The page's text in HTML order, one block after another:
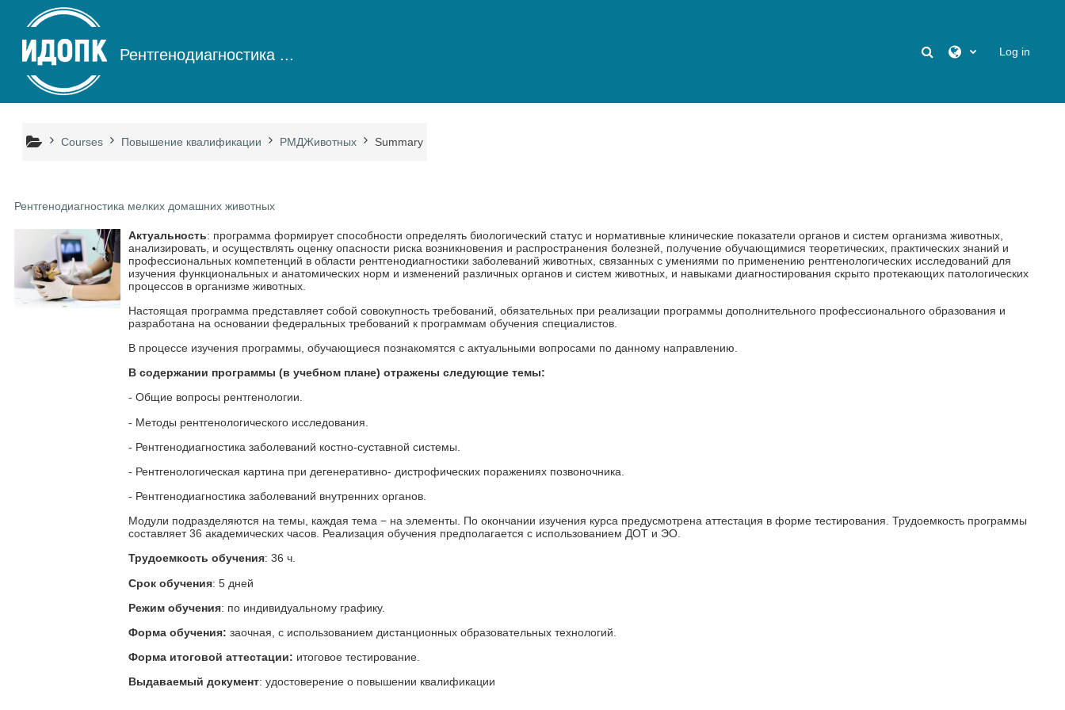
Skip to main content
Рентгенодиагностика ... Toggle search input
Log in
Courses Повышение квалификации РМДЖивотных Summary
Рентгенодиагностика мелких домашних животных
Актуальность: программа формирует способности определять биологический статус и нормативные клинические показатели органов и систем организма животных,
анализировать, и осуществлять оценку опасности риска возникновения и распространения болезней, получение обучающимися теоретических, практических знаний и
профессиональных компетенций в области рентгенодиагностики заболеваний животных, связанных с умениями по применению рентгенологических исследований для
изучения функциональных и анатомических норм и изменений различных органов и систем животных, и навыками диагностирования скрыто протекающих патологических
процессов в организме животных.
Настоящая программа представляет собой совокупность требований, обязательных при реализации программы дополнительного профессионального образования и
разработана на основании федеральных требований к программам обучения специалистов.
В процессе изучения программы, обучающиеся познакомятся с актуальными вопросами по данному направлению.
В содержании программы (в учебном плане) отражены следующие темы:
- Общие вопросы рентгенологии.
- Методы рентгенологического исследования.
- Рентгенодиагностика заболеваний костно-суставной системы.
- Рентгенологическая картина при дегенеративно- дистрофических поражениях позвоночника.
- Рентгенодиагностика заболеваний внутренних органов.
Модули подразделяются на темы, каждая тема − на элементы. По окончании изучения курса предусмотрена аттестация в форме тестирования. Трудоемкость программы
составляет 36 академических часов. Реализация обучения предполагается с использованием ДОТ и ЭО.
Трудоемкость обучения: 36 ч.
Срок обучения: 5 дней
Режим обучения: по индивидуальному графику.
Форма обучения: заочная, с использованием дистанционных образовательных технологий.
Форма итоговой аттестации: итоговое тестирование.
Выдаваемый документ: удостоверение о повышении квалификации